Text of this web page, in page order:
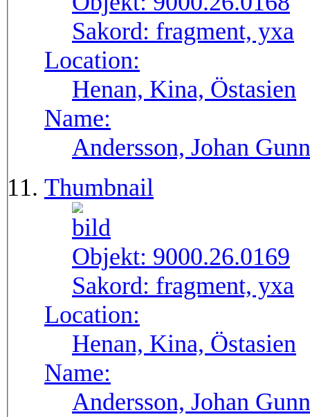
Sakord: fragment, yxa
Location:
Henan, Kina, Östasien
Name:
Andersson, Johan
Thumbnail
Objekt: 9000.26.0169
Sakord: fragment, yxa
Location:
Henan, Kina, Östasien
Name:
Andersson, Johan